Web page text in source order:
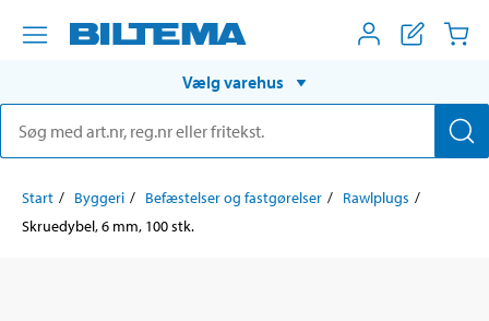
Vælg varehus
Start Byggeri Befæstelser og fastgørelser
Rawlplugs
Skruedybel, 6 mm, 100 stk.